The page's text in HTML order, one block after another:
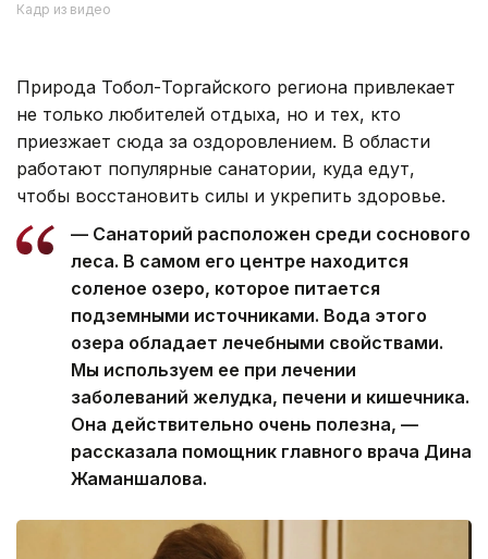
Кадр из видео
Природа Тобол-Торгайского региона привлекает
не только любителей отдыха, но и тех, кто
приезжает сюда за оздоровлением. В области
работают популярные санатории, куда едут,
чтобы восстановить силы и укрепить здоровье.
— Санаторий расположен среди соснового
леса. В самом его центре находится
соленое озеро, которое питается
подземными источниками. Вода этого
озера обладает лечебными свойствами.
Мы используем ее при лечении
заболеваний желудка, печени и кишечника.
Она действительно очень полезна, —
рассказала помощник главного врача Дина
Жаманшалова.